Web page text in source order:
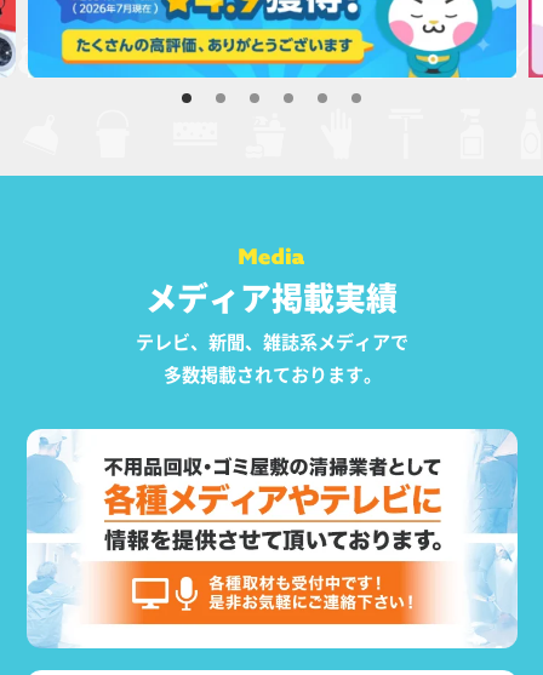
メディア掲載実績
テレビ、新聞、雑誌系メディアで
多数掲載されております。